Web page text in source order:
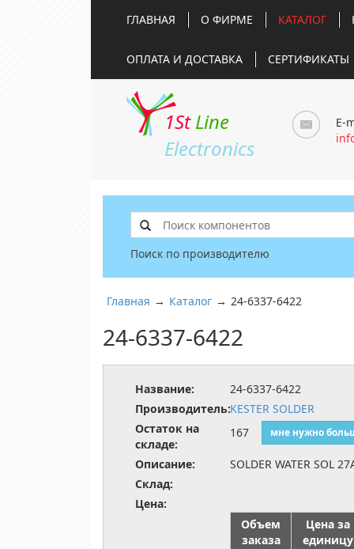
ГЛАВНАЯ О ФИРМЕ КАТАЛОГ
ОПЛАТА И ДОСТАВКА СЕРТИФИКАТЫ
1St Line
Electronics
E-
Поиск по производителю
Главная → Каталог → 24-6337-6422
24-6337-6422
Название:
24-6337-6422
Производитель:KESTER SOLDER
Остаток на
складе:
167 мне нужно
Описание:
SOLDER WATER SOL
Склад:
Цена:
Объем
заказа
Цена за
единицу